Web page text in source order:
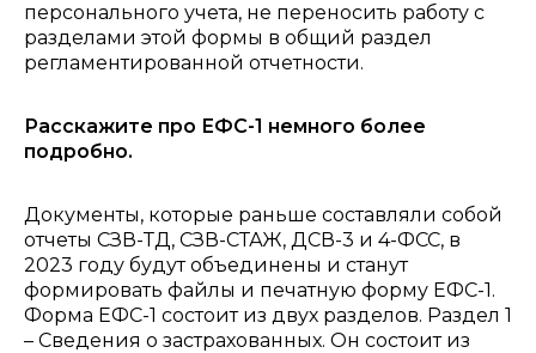
персонального учета, не переносить работу с
разделами этой формы в общий раздел
регламентированной отчетности.
Расскажите про ЕФС-1 немного более
подробно.
Документы, которые раньше составляли собой
отчеты СЗВ-ТД, СЗВ-СТАЖ, ДСВ-3 и 4-ФСС, в
2023 году будут объединены и станут
формировать файлы и печатную форму ЕФС-1.
Форма ЕФС-1 состоит из двух разделов. Раздел 1
– Сведения о застрахованных. Он состоит из